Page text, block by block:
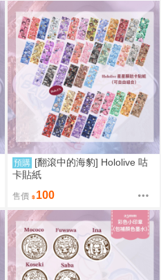
預購 [翻滾中的海豹] Hololive 咕
卡貼紙
售價 100